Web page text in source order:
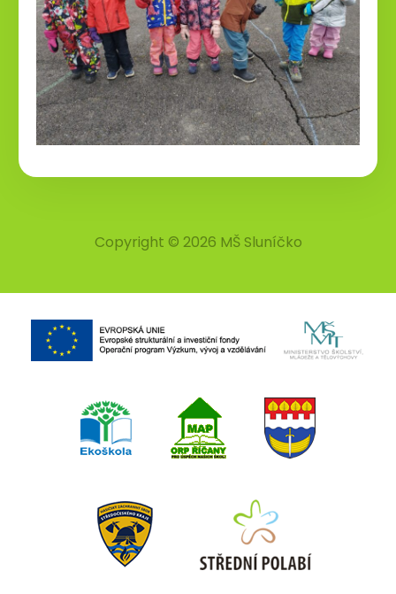
Copyright © 2026 MŠ Sluníčko